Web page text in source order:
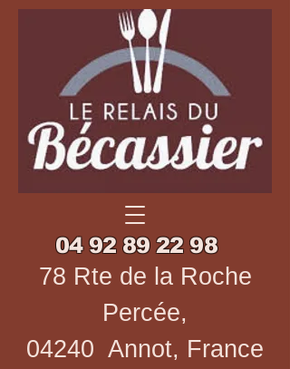
04 92 89 22 98
78 Rte de la Roche
Percée,
04240 Annot, France